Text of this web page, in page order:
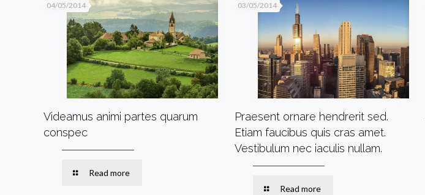
04/05/2014
Videamus animi partes quarum
conspec
Read more
03/05/2014
Praesent ornare hendrerit sed.
Etiam faucibus quis cras amet.
Vestibulum nec iaculis nullam.
Read more